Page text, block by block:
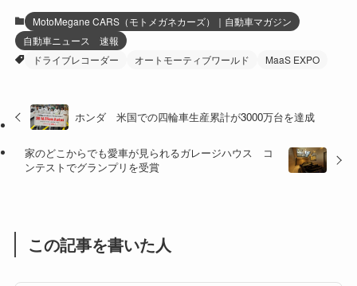
(47)
(1)
(20)
(16)
(1)
MotoMegane CARS（モトメガネカーズ）｜自動車マガジン
自動車ニュース 速報
ドライブレコーダー
オートモーティブワールド MaaS EXPO
ホンダ 米国での四輪車生産累計が3000万台を達成
家のどこからでも愛車が見られるガレージハウス コ
ンテストでグランプリを受賞
この記事を書いた人